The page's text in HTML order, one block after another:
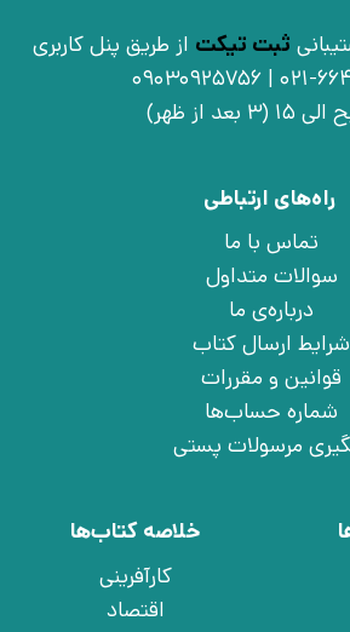
ثبت تیکت از طریق پنل کاربری
راه‌های ارتباطی
تماس با ما
سوالات متداول
درباره‌ی ما
شرایط ارسال کتاب
قوانین و مقررات
شماره حساب‌ها
مرسولات پستی
خلاصه کتاب‌ها
کارآفرینی
اقتصاد